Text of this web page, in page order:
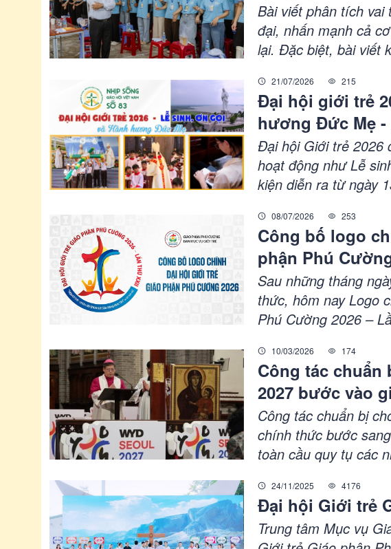
Bài viết phân tích
đại, nhấn mạnh cả
lại. Đặc biệt, bài viết
ái. Giáo hội Công
trợ, nhưng không
21/07/2026 215
Đại hội giới trẻ
hương Đức Mẹ -
83 (13/7/2026 -
Đại hội Giới trẻ 2026
hoạt động như Lễ
kiện diễn ra từ ngày
Thuột, Cần Thơ,
Lạng Sơn - Cao
giới trẻ sống đời
08/07/2026 253
Công bố logo
phận Phú
Sau những tháng
thức, hôm nay Logo
Phú Cường 2026 –
10/03/2026 174
Công tác
2027 bước vào
Công tác chuẩn bị
chính thức bước
toàn cầu quy tụ các
24/11/2025 4176
Đại hội Giới trẻ
Trung tâm Mục vụ